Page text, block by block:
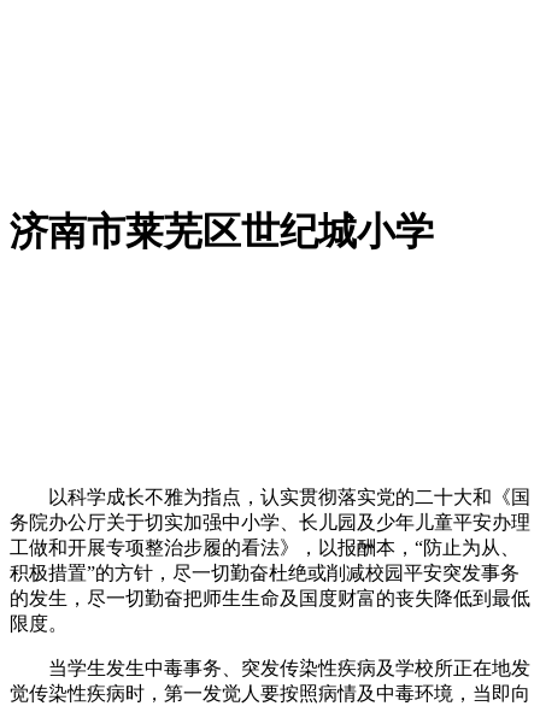
济南市莱芜区世纪城小学
以科学成长不雅为指点，认实贯彻落实党的二十大和《国
务院办公厅关于切实加强中小学、长儿园及少年儿童平安办理
工做和开展专项整治步履的看法》，以报酬本，“防止为从、
积极措置”的方针，尽一切勤奋杜绝或削减校园平安突发事务
的发生，尽一切勤奋把师生生命及国度财富的丧失降低到最低
限度。
当学生发生中毒事务、突发传染性疾病及学校所正在地发
觉传染性疾病时，第一发觉人要按照病情及中毒环境，当即向